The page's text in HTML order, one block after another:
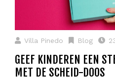
Villa Pinedo Blog
GEEF KINDEREN EEN
MET DE SCHEID-DOOS